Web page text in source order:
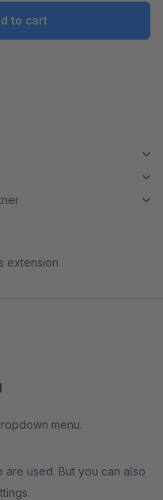
to cart
extension
menu.
used. But you can also